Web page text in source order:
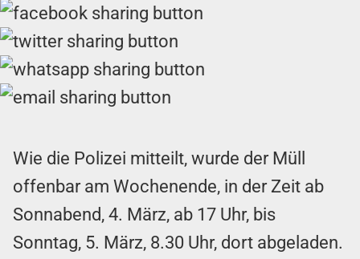
Wie die Polizei mitteilt, wurde der Müll
offenbar am Wochenende, in der Zeit ab
Sonnabend, 4. März, ab 17 Uhr, bis
Sonntag, 5. März, 8.30 Uhr, dort abgeladen.